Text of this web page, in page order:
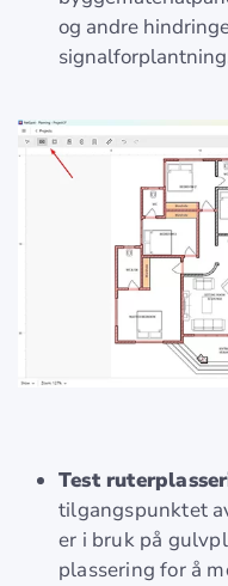
og andre
Test
tilgangspunktet
er i bruk på
plassering for å